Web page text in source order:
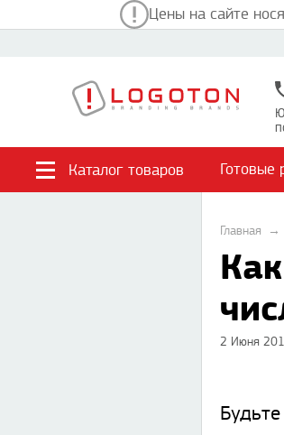
Цены на сайте
Каталог товаров Готовые
Главная
2 Июня